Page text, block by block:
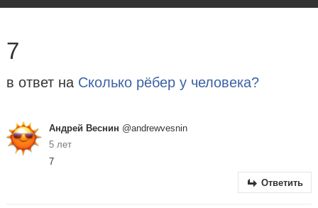
7
в ответ на Сколько рёбер у человека?
Андрей Веснин @andrewvesnin
5 лет
7
Ответить